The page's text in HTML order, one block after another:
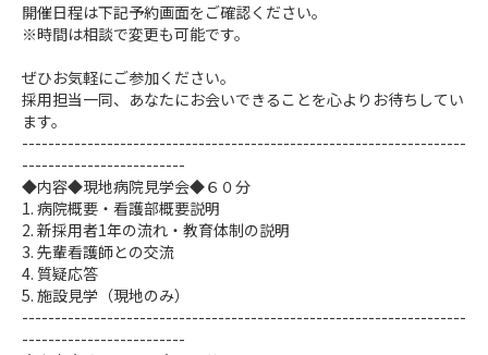
開催日程は下記予約画面をご確認ください。
※時間は相談で変更も可能です。
ぜひお気軽にご参加ください。
採用担当一同、あなたにお会いできることを心よりお待ちしてい
ます。
--------------------------------------------------------------------
-------------------------
◆内容◆現地病院見学会◆６０分
1. 病院概要・看護部概要説明
2. 新採用者1年の流れ・教育体制の説明
3. 先輩看護師との交流
4. 質疑応答
5. 施設見学（現地のみ）
--------------------------------------------------------------------
-------------------------